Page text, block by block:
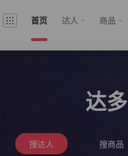
首页 达人 商品
达
搜达人 搜商品